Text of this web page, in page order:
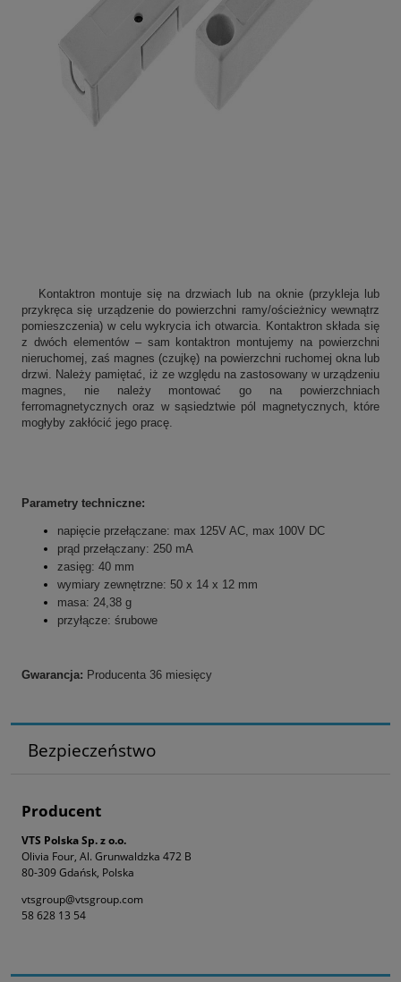
Kontaktron montuje się na drzwiach lub na oknie (przykleja lub
przykręca się urządzenie do powierzchni ramy/ościeżnicy wewnątrz
pomieszczenia) w celu wykrycia ich otwarcia. Kontaktron składa się
z dwóch elementów – sam kontaktron montujemy na powierzchni
nieruchomej, zaś magnes (czujkę) na powierzchni ruchomej okna lub
drzwi. Należy pamiętać, iż ze względu na zastosowany w urządzeniu
magnes, nie należy montować go na powierzchniach
ferromagnetycznych oraz w sąsiedztwie pól magnetycznych, które
mogłyby zakłócić jego pracę.
Parametry techniczne:
napięcie przełączane: max 125V AC, max 100V DC
prąd przełączany: 250 mA
zasięg: 40 mm
wymiary zewnętrzne: 50 x 14 x 12 mm
masa: 24,38 g
przyłącze: śrubowe
Gwarancja: Producenta 36 miesięcy
Bezpieczeństwo
Producent
VTS Polska Sp. z o.o.
Olivia Four, Al. Grunwaldzka 472 B
80-309 Gdańsk, Polska
vtsgroup@vtsgroup.com
58 628 13 54